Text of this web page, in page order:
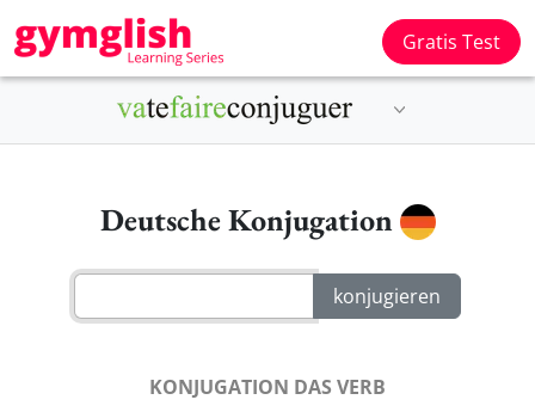
Gratis Test
Deutsche Konjugation
KONJUGATION DAS VERB